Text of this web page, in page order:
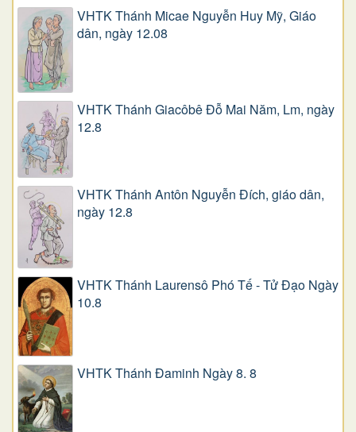
VHTK Thánh Micae Nguyễn Huy Mỹ, Giáo
dân, ngày 12.08
VHTK Thánh Giacôbê Ðỗ Mai Năm, Lm, ngày
12.8
VHTK Thánh Antôn Nguyễn Ðích, giáo dân,
ngày 12.8
VHTK Thánh Laurensô Phó Tế - Tử Đạo Ngày
10.8
VHTK Thánh Đaminh Ngày 8. 8